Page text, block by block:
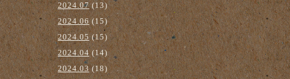
2024.07 (13)
2024.06(15)
2024.05 (15)
2024.04(14)
2024.03(18)